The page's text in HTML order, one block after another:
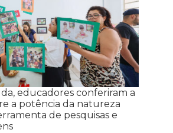
educadores conferiram a
a potência da natureza
de pesquisas e